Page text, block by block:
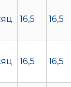
16,5 16,5
16,5 16,5